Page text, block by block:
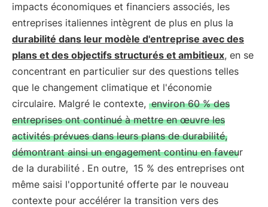
impacts économiques et financiers associés, les
entreprises italiennes intègrent de plus en plus la
durabilité dans leur modèle d'entreprise avec des
plans et des objectifs structurés et ambitieux, en se
concentrant en particulier sur des questions telles
que le changement climatique et l'économie
circulaire. Malgré le contexte, environ 60 % des
entreprises ont continué à mettre en œuvre les
activités prévues dans leurs plans de durabilité,
démontrant ainsi un engagement continu en faveur
de la durabilité . En outre, 15 % des entreprises ont
même saisi l'opportunité offerte par le nouveau
contexte pour accélérer la transition vers des